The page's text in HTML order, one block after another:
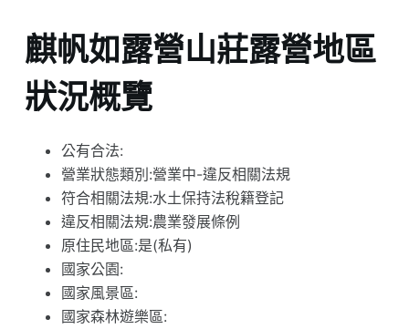
麒帆如露營山莊露營地區
狀況概覽
公有合法:
營業狀態類別:營業中-違反相關法規
符合相關法規:水土保持法稅籍登記
違反相關法規:農業發展條例
原住民地區:是(私有)
國家公園:
國家風景區:
國家森林遊樂區: